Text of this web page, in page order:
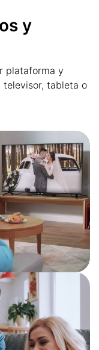
y
plataforma y
tableta o